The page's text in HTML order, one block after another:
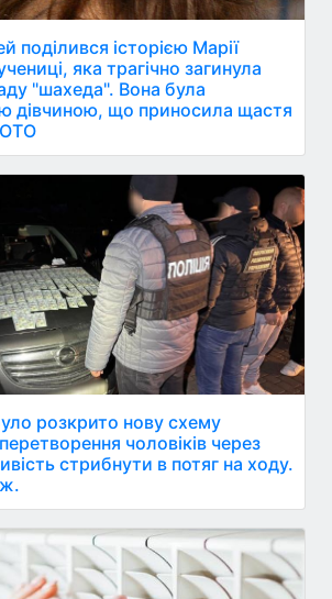
поділився історією Марії
яка трагічно загинула
"шахеда". Вона була
дівчиною, що приносила щастя
розкрито нову схему
чоловіків через
стрибнути в потяг на ходу.